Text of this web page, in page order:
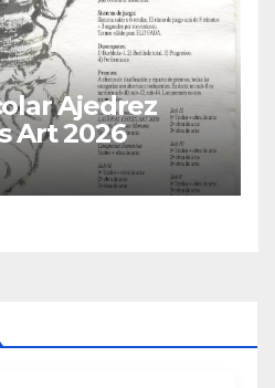
Ajedrez
Art 2026